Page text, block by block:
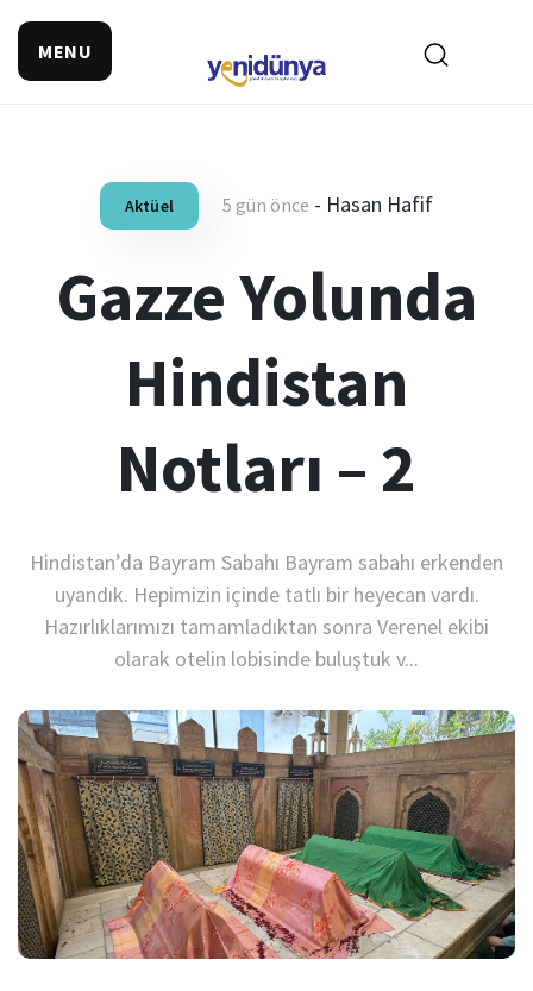
MENU
Aktüel 5 gün önce - Hasan Hafif
Gazze Yolunda
Hindistan
Notları – 2
Hindistan’da Bayram Sabahı Bayram sabahı erkenden
uyandık. Hepimizin içinde tatlı bir heyecan vardı.
Hazırlıklarımızı tamamladıktan sonra Verenel ekibi
olarak otelin lobisinde buluştuk v...